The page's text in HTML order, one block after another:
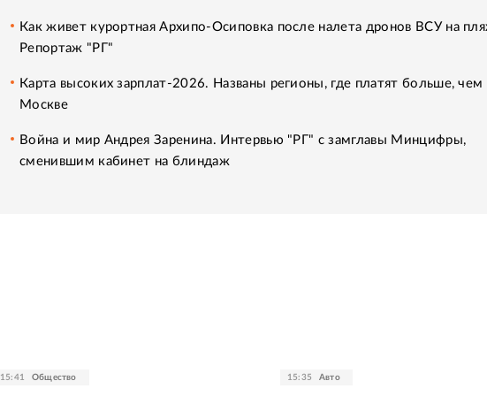
Как живет курортная Архипо-Осиповка после налета дронов ВСУ на
Репортаж "РГ"
Карта высоких зарплат-2026. Названы регионы, где платят больше, чем
Москве
Война и мир Андрея Заренина. Интервью "РГ" с замглавы Минцифры,
сменившим кабинет на блиндаж
15:41 Общество 15:35 Авто